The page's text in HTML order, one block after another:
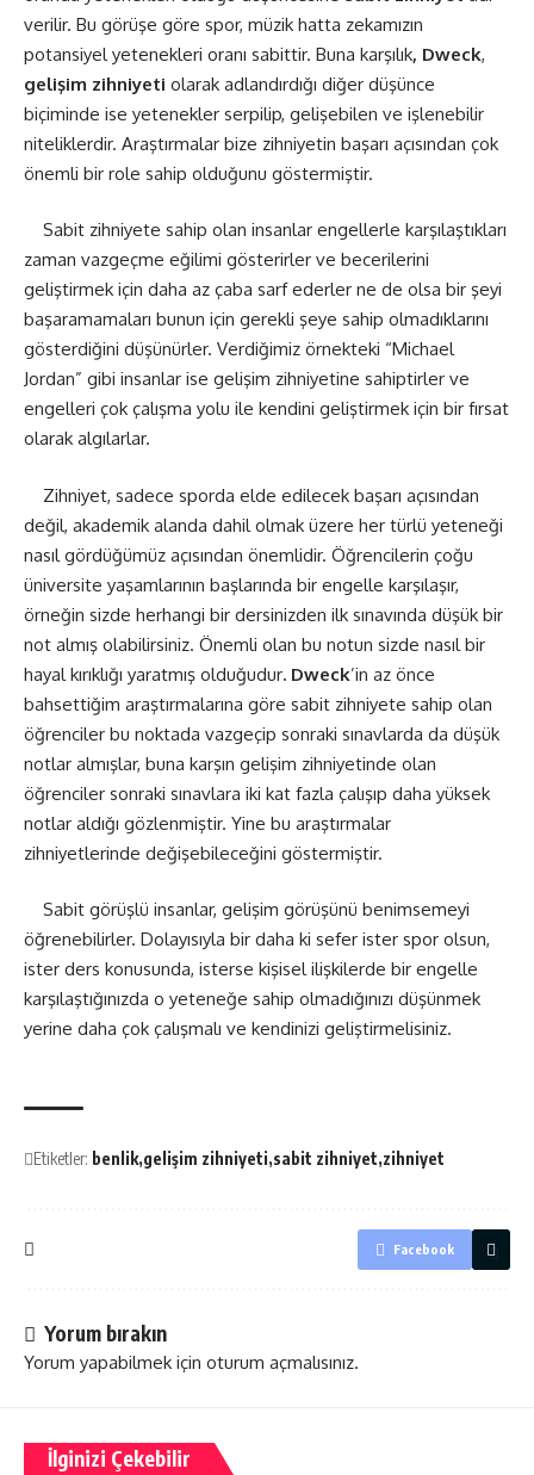
verilir. Bu görüşe göre spor, müzik hatta zekamızın
potansiyel yetenekleri oranı sabittir. Buna karşılık, Dweck,
gelişim zihniyeti olarak adlandırdığı diğer düşünce
biçiminde ise yetenekler serpilip, gelişebilen ve işlenebilir
niteliklerdir. Araştırmalar bize zihniyetin başarı açısından çok
önemli bir role sahip olduğunu göstermiştir.
Sabit zihniyete sahip olan insanlar engellerle karşılaştıkları
zaman vazgeçme eğilimi gösterirler ve becerilerini
geliştirmek için daha az çaba sarf ederler ne de olsa bir şeyi
başaramamaları bunun için gerekli şeye sahip olmadıklarını
gösterdiğini düşünürler. Verdiğimiz örnekteki “Michael
Jordan” gibi insanlar ise gelişim zihniyetine sahiptirler ve
engelleri çok çalışma yolu ile kendini geliştirmek için bir fırsat
olarak algılarlar.
Zihniyet, sadece sporda elde edilecek başarı açısından
değil, akademik alanda dahil olmak üzere her türlü yeteneği
nasıl gördüğümüz açısından önemlidir. Öğrencilerin çoğu
üniversite yaşamlarının başlarında bir engelle karşılaşır,
örneğin sizde herhangi bir dersinizden ilk sınavında düşük bir
not almış olabilirsiniz. Önemli olan bu notun sizde nasıl bir
hayal kırıklığı yaratmış olduğudur. Dweck’in az önce
bahsettiğim araştırmalarına göre sabit zihniyete sahip olan
öğrenciler bu noktada vazgeçip sonraki sınavlarda da düşük
notlar almışlar, buna karşın gelişim zihniyetinde olan
öğrenciler sonraki sınavlara iki kat fazla çalışıp daha yüksek
notlar aldığı gözlenmiştir. Yine bu araştırmalar
zihniyetlerinde değişebileceğini göstermiştir.
Sabit görüşlü insanlar, gelişim görüşünü benimsemeyi
öğrenebilirler. Dolayısıyla bir daha ki sefer ister spor olsun,
ister ders konusunda, isterse kişisel ilişkilerde bir engelle
karşılaştığınızda o yeteneğe sahip olmadığınızı düşünmek
yerine daha çok çalışmalı ve kendinizi geliştirmelisiniz.
Etiketler: benlik gelişim zihniyeti sabit zihniyet zihniyet
Facebook
Yorum bırakın
Yorum yapabilmek için oturum açmalısınız.
İlginizi Çekebilir